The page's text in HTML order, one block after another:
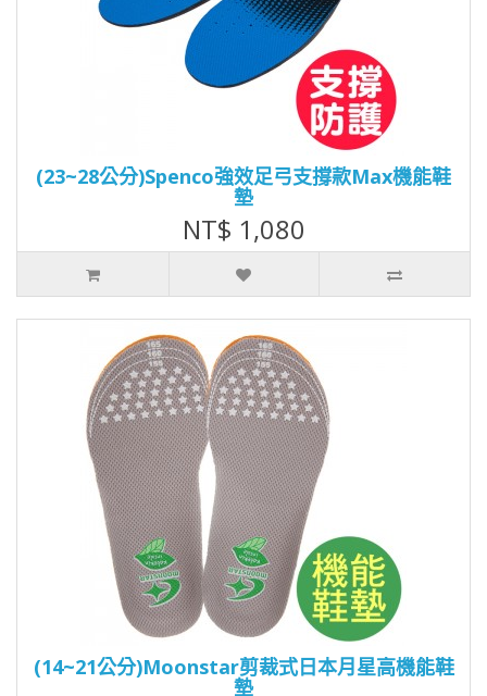
(23~28公分)Spenco強效足弓支撐款Max機能鞋
墊
NT$ 1,080
(14~21公分)Moonstar剪裁式日本月星高機能鞋
墊